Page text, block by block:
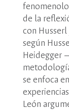
de la
con
según
Heidegger
se enfoca
León